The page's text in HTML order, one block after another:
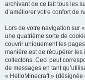
archivant de ce fait tous les
d’améliorer votre confort de
Lors de votre navigation sur
une quatrième sorte de
couvrir uniquement les
manière est de récupérer
collectons. Ceci peut
de messages en tant
« HelloMinecraft » (désignée